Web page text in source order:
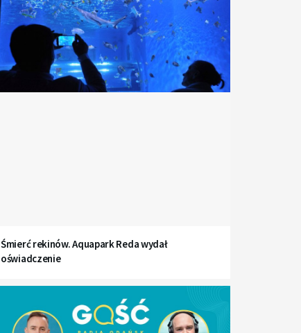
Śmierć rekinów. Aquapark Reda wydał
oświadczenie